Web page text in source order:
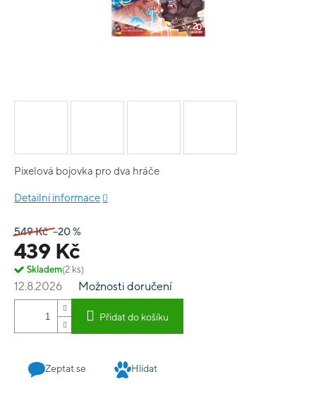
549 Kč –20 %
439 Kč
Skladem(2 ks)
12.8.2026 Možnosti doručení
Přidat do košíku
Pixelová bojovka pro dva hráče
Detailní informace
Zeptat se Hlídat